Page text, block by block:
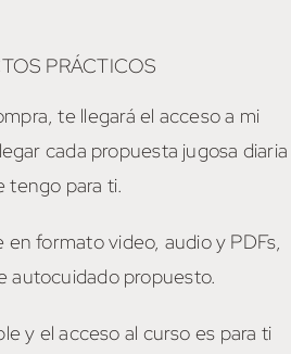
PRÁCTICOS
te llegará el acceso a mi
cada propuesta jugosa diaria
tengo para ti.
formato video, audio y PDFs,
autocuidado propuesto.
y el acceso al curso es para ti